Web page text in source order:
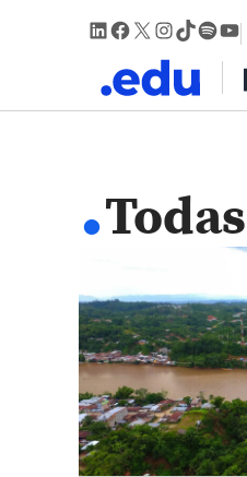
LinkedIn
Facebook
X Instagram
TikTok
.